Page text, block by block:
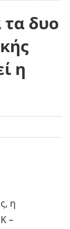
δυο
η
η
–